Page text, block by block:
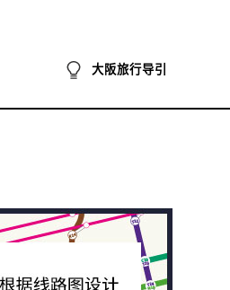
大阪旅行导引